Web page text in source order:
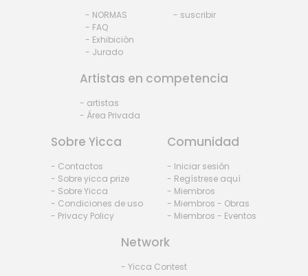
- NORMAS
- FAQ
- Exhibiciòn
- Jurado
- suscribir
Artistas en competencia
- artistas
- Área Privada
Sobre Yicca
- Contactos
- Sobre yicca prize
- Sobre Yicca
- Condiciones de uso
- Privacy Policy
Comunidad
- Iniciar sesión
- Regístrese aquí
- Miembros
- Miembros - Obras
- Miembros - Eventos
Network
- Yicca Contest